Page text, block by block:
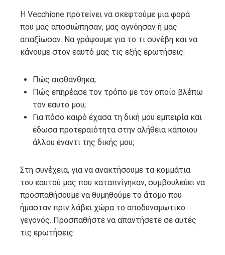
Η Vecchione προτείνει να σκεφτούμε μια φορά
που μας αποσιώπησαν, μας αγνόησαν ή μας
απαξίωσαν. Να γράψουμε για το τι συνέβη και να
κάνουμε στον εαυτό μας τις εξής ερωτήσεις:
Πώς αισθάνθηκα;
Πώς επηρέασε τον τρόπο με τον οποίο βλέπω
τον εαυτό μου;
Για πόσο καιρό έχασα τη δική μου εμπειρία και
έδωσα προτεραιότητα στην αλήθεια κάποιου
άλλου έναντι της δικής μου;
Στη συνέχεια, για να ανακτήσουμε τα κομμάτια
του εαυτού μας που καταπνίγηκαν, συμβουλεύει να
προσπαθήσουμε να θυμηθούμε το άτομο που
ήμασταν πριν λάβει χώρα το αποδυναμωτικό
γεγονός. Προσπαθήστε να απαντήσετε σε αυτές
τις ερωτήσεις: